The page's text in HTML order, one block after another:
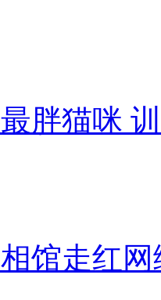
胖猫咪
馆走红网